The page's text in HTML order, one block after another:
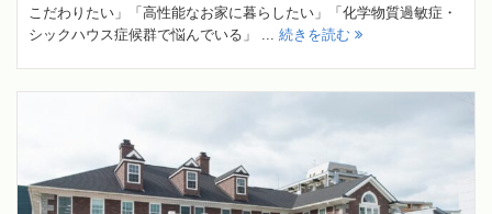
こだわりたい」「高性能なお家に暮らしたい」「化学物質過敏症・
シックハウス症候群で悩んでいる」 ... 続きを読む